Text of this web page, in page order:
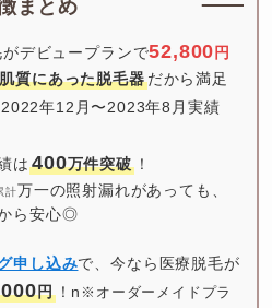
まとめ
デビュープランで52,800 円
質にあった脱毛器だから満足
年12月〜2023年8月実績
は400万件突破！
計万一の照射漏れがあっても、
ら安心◎
申し込みで、今なら医療脱毛が
円！n ※オーダーメイドプラ